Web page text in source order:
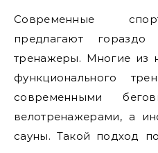
Современные
предлагают
тренажеры. Многие из
функционального
современными
велотренажерами, а
сауны. Такой подход